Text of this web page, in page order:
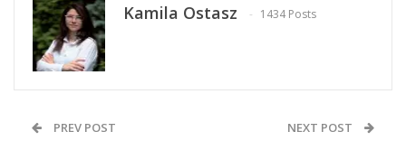
Kamila Ostasz 1434 Posts
PREV POST NEXT POST